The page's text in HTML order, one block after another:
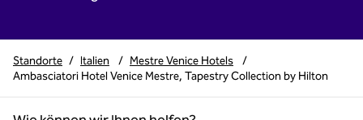
Standorte / Italien / Mestre Venice Hotels
/
Ambasciatori Hotel Venice Mestre, Tapestry Collection by Hilton